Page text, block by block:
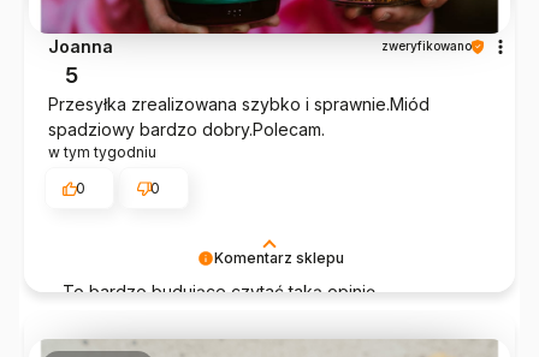
Komentarz sklepu
To bardzo budujące czytać taką opinię.
prawdziwe, naturalne produkty.
Joanna zweryfikowano
5
Przesyłka zrealizowana szybko i sprawnie.Miód
spadziowy bardzo dobry.Polecam.
w tym tygodniu
0
0